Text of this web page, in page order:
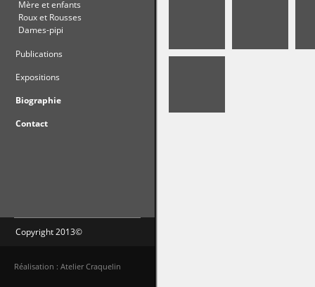
Mère et enfants
Roux et Rousses
Dames-pipi
Publications
Expositions
Biographie
Contact
Copyright 2013©
Réalisation : Atelier Craquelin